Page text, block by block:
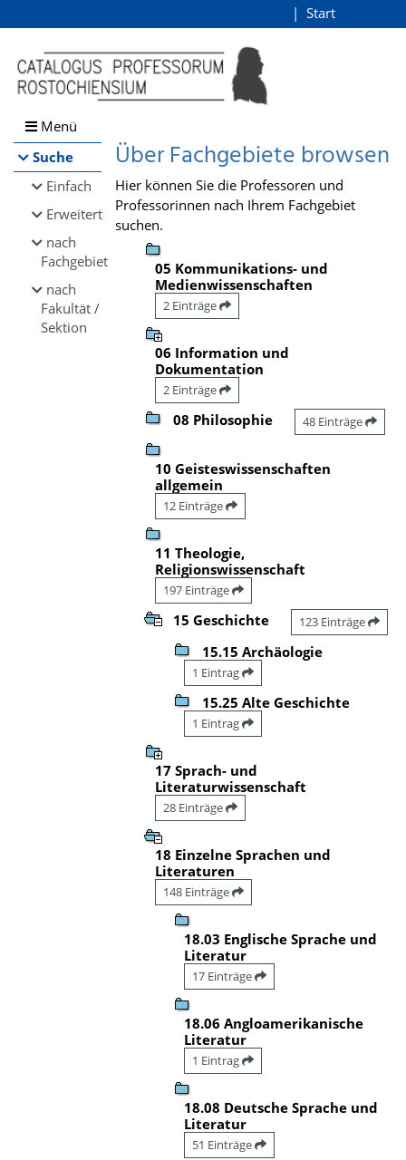
Browsen
direkt zum Inhalt
Start
Menü
Suche
Einfach
Erweitert
nach
Fachgebiet
nach
Fakultät /
Sektion
Über Fachgebiete browsen
Hier können Sie die Professoren und
Professorinnen nach Ihrem Fachgebiet
suchen.
05 Kommunikations- und
Medienwissenschaften
2 Einträge
06 Information und
Dokumentation
2 Einträge
08 Philosophie 48 Einträge
10 Geisteswissenschaften
allgemein
12 Einträge
11 Theologie,
Religionswissenschaft
197 Einträge
15 Geschichte 123 Einträge
15.15 Archäologie
1 Eintrag
15.25 Alte Geschichte
1 Eintrag
17 Sprach- und
Literaturwissenschaft
28 Einträge
18 Einzelne Sprachen und
Literaturen
148 Einträge
18.03 Englische Sprache und
Literatur
17 Einträge
18.06 Angloamerikanische
Literatur
1 Eintrag
18.08 Deutsche Sprache und
Literatur
51 Einträge